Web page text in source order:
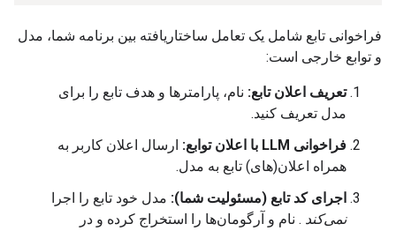
فراخوانی تابع شامل یک تعامل ساختاریافته بین برنامه شما، مدل
و توابع خارجی است:
تعریف اعلان تابع: نام، پارامترها و هدف تابع را برای
مدل تعریف کنید.
فراخوانی LLM با اعلان توابع:
ارسال اعلان کاربر به
همراه اعلان(های) تابع به مدل.
اجرای کد تابع (مسئولیت شما): مدل خود تابع را اجرا
نمی‌کند . نام و آرگومان‌ها را استخراج کرده و در